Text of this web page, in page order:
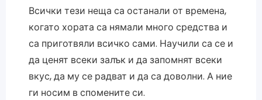
Всички тези неща са останали от времена,
когато хората са нямали много средства и
са приготвяли всичко сами. Научили са се и
да ценят всеки залък и да запомнят всеки
вкус, да му се радват и да са доволни. А ние
ги носим в спомените си.